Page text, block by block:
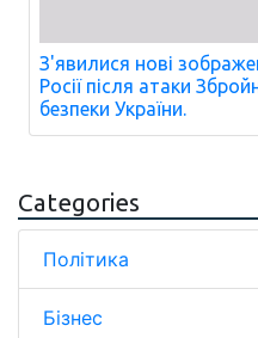
З'явилися нові
Росії після атаки
безпеки України.
Categories
Політика
Бізнес